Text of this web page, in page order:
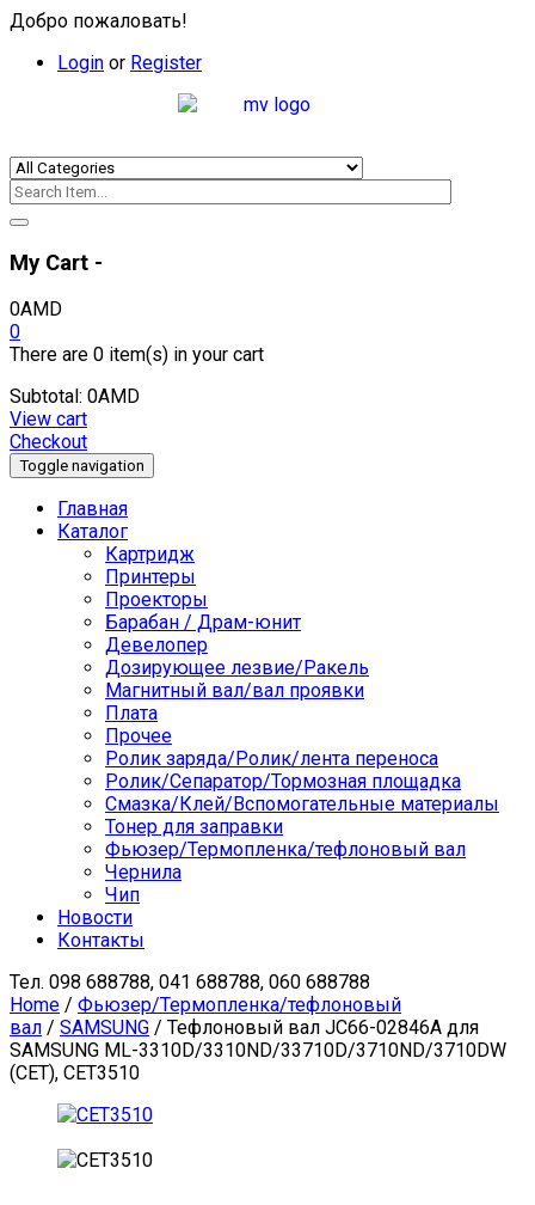
Добро пожаловать!
Login or Register
My Cart -
0AMD
0
There are 0 item(s) in your cart
Subtotal: 0AMD
View cart
Checkout
Toggle navigation
Главная
Каталог
Картридж
Принтеры
Проекторы
Барабан / Драм-юнит
Девелопер
Дозирующее лезвие/Ракель
Магнитный вал/вал проявки
Плата
Прочее
Ролик заряда/Ролик/лента переноса
Ролик/Сепаратор/Тормозная площадка
Смазка/Клей/Вспомогательные материалы
Тонер для заправки
Фьюзер/Термопленка/тефлоновый вал
Чернила
Чип
Новости
Контакты
Тел. 098 688788, 041 688788, 060 688788
Home / Фьюзер/Термопленка/тефлоновый
вал / SAMSUNG / Тефлоновый вал JC66-02846A для
SAMSUNG ML-3310D/3310ND/33710D/3710ND/3710DW
(CET), CET3510